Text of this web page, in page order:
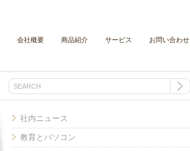
会社概要 商品紹介 サービス お問い合わせ
社内ニュース
教育とパソコン